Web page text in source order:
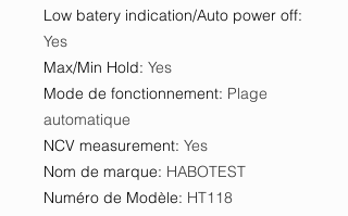
Low batery indication/Auto power off:
Yes
Max/Min Hold: Yes
Mode de fonctionnement: Plage
automatique
NCV measurement: Yes
Nom de marque: HABOTEST
Numéro de Modèle: HT118